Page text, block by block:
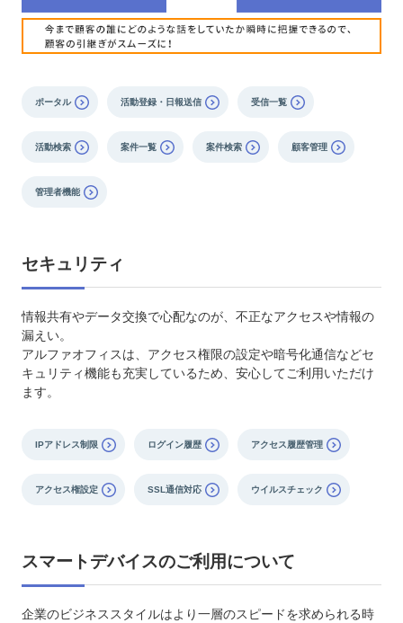
ポータル 活動登録・日報送信 受信一覧
活動検索 案件一覧 案件検索 顧客管理
管理者機能
セキュリティ
情報共有やデータ交換で心配なのが、不正なアクセスや情報の
漏えい。
アルファオフィスは、アクセス権限の設定や暗号化通信などセ
キュリティ機能も充実しているため、安心してご利用いただけ
ます。
IPアドレス制限 ログイン履歴 アクセス履歴管理
アクセス権設定 SSL通信対応 ウイルスチェック
スマートデバイスのご利用について
企業のビジネススタイルはより一層のスピードを求められる時